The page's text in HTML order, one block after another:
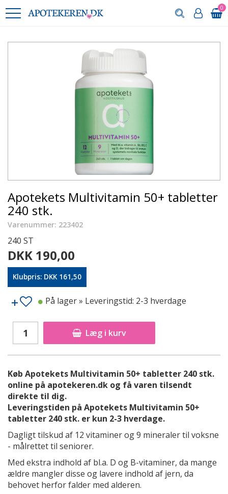
0
Apotekets Multivitamin 50+ tabletter
240 stk.
Varenummer: 223402
240 ST
DKK 190,00
Klubpris: DKK 161,50
Læg i kurv
På lager» Leveringstid: 2-3 hverdage
Køb Apotekets Multivitamin 50+ tabletter 240 stk.
online på apotekeren.dk og få varen tilsendt
direkte til dig.
Leveringstiden på Apotekets Multivitamin 50+
tabletter 240 stk. er kun 2-3 hverdage.
Dagligt tilskud af 12 vitaminer og 9 mineraler til voksne
- målrettet til seniorer.
Med ekstra indhold af bl.a. D og B-vitaminer, da mange
ældre mangler disse og lavere indhold af jern, da
behovet herfor falder med alderen.